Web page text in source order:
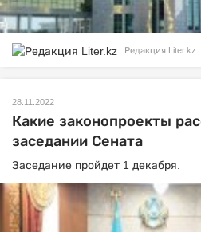
Редакция Liter.kz
28.11.2022
Какие законопроекты
заседании Сената
Заседание пройдет 1 декабря.